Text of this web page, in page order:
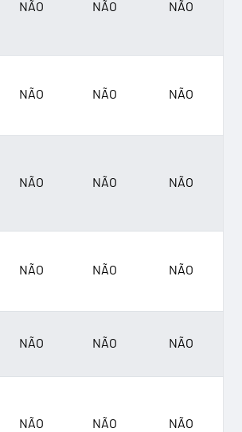
NÃO NÃO NÃO
NÃO NÃO NÃO
NÃO NÃO NÃO
NÃO NÃO NÃO
NÃO NÃO NÃO
NÃO NÃO NÃO